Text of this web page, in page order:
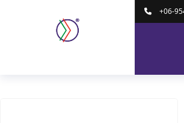
+06-
/ MAINTENANCE KIT